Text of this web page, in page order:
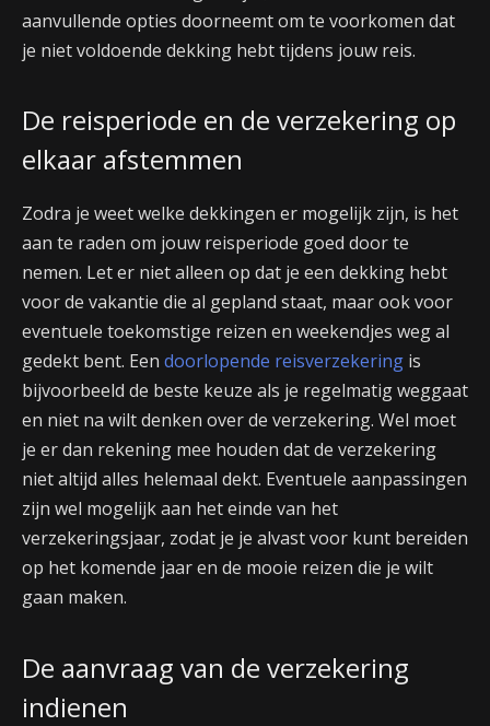
aanvullende opties doorneemt om te voorkomen dat
je niet voldoende dekking hebt tijdens jouw reis.
De reisperiode en de verzekering op
elkaar afstemmen
Zodra je weet welke dekkingen er mogelijk zijn, is het
aan te raden om jouw reisperiode goed door te
nemen. Let er niet alleen op dat je een dekking hebt
voor de vakantie die al gepland staat, maar ook voor
eventuele toekomstige reizen en weekendjes weg al
gedekt bent. Een doorlopende reisverzekering is
bijvoorbeeld de beste keuze als je regelmatig weggaat
en niet na wilt denken over de verzekering. Wel moet
je er dan rekening mee houden dat de verzekering
niet altijd alles helemaal dekt. Eventuele aanpassingen
zijn wel mogelijk aan het einde van het
verzekeringsjaar, zodat je je alvast voor kunt bereiden
op het komende jaar en de mooie reizen die je wilt
gaan maken.
De aanvraag van de verzekering
indienen